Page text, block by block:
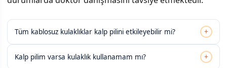
Tüm kablosuz kulaklıklar kalp pilini etkileyebilir mi? +
Kalp pilim varsa kulaklık kullanamam mı? +